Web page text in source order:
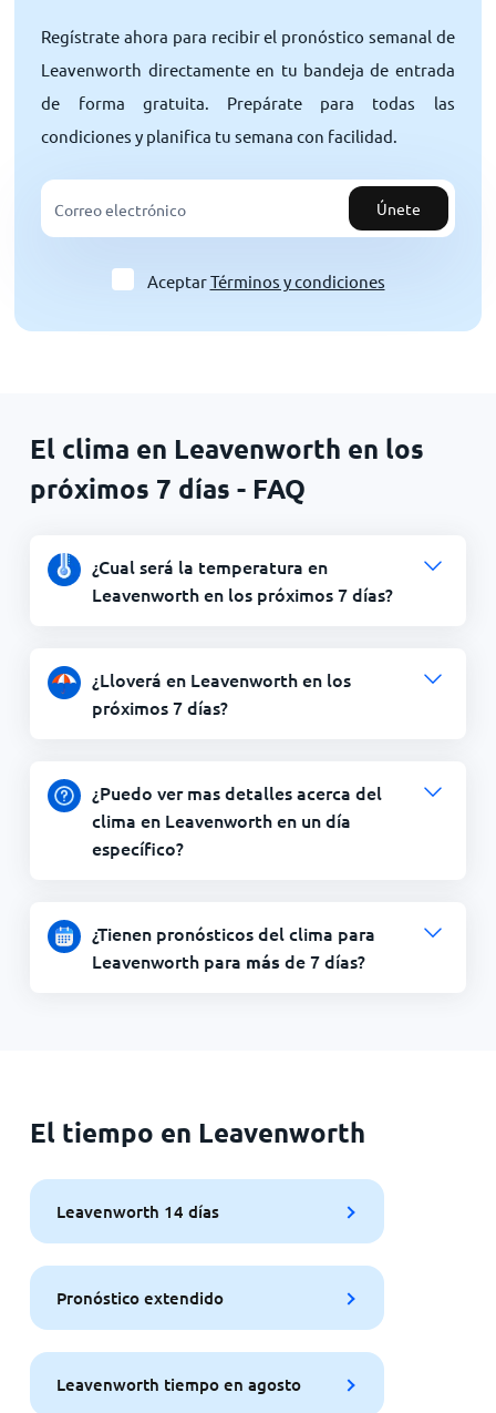
Regístrate ahora para recibir el pronóstico semanal de
Leavenworth directamente en tu bandeja de entrada
de forma gratuita. Prepárate para todas las
condiciones y planifica tu semana con facilidad.
Únete
AceptarTérminos y condiciones
El clima en Leavenworth en los
próximos 7 días - FAQ
¿Cual será la temperatura en
Leavenworth en los próximos 7 días?
¿Lloverá en Leavenworth en los
próximos 7 días?
¿Puedo ver mas detalles acerca del
clima en Leavenworth en un día
específico?
¿Tienen pronósticos del clima para
Leavenworth para más de 7 días?
El tiempo en Leavenworth
Leavenworth 14 días
Pronóstico extendido
Leavenworth tiempo en agosto